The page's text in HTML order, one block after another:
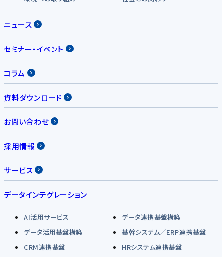
ニュース
セミナー・イベント
コラム
資料ダウンロード
お問い合わせ
採用情報
サービス
データインテグレーション
AI活用サービス
データ連携基盤構築
データ活用基盤構築
基幹システム／ERP連携基盤
CRM連携基盤
HRシステム連携基盤